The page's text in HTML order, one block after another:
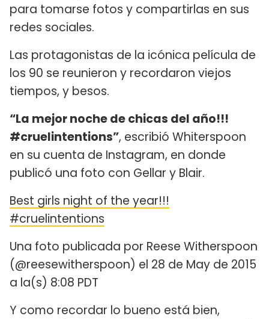
para tomarse fotos y compartirlas en sus
redes sociales.
Las protagonistas de la icónica película de
los 90 se reunieron y recordaron viejos
tiempos, y besos.
“La mejor noche de chicas del año!!!
#cruelintentions”, escribió Whiterspoon
en su cuenta de Instagram, en donde
publicó una foto con Gellar y Blair.
Best girls night of the year!!!
#cruelintentions
Una foto publicada por Reese Witherspoon
(@reesewitherspoon) el 28 de May de 2015
a la(s) 8:08 PDT
Y como recordar lo bueno está bien,